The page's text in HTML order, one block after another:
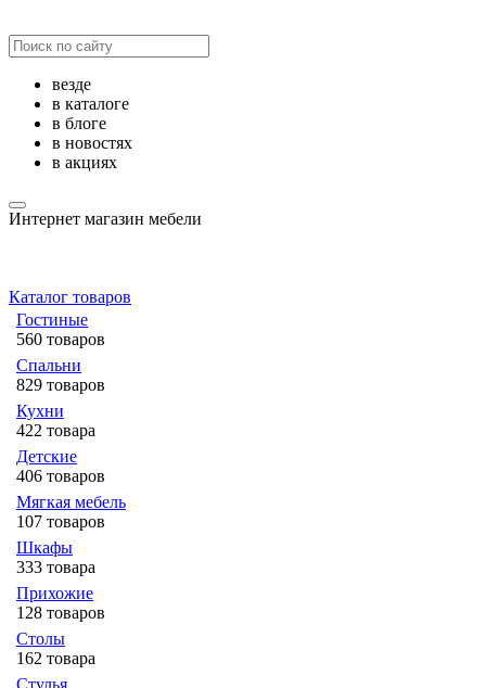
везде
в каталоге
в блоге
в новостях
в акциях
Интернет магазин мебели
Каталог товаров
Гостиные
560 товаров
Спальни
829 товаров
Кухни
422 товара
Детские
406 товаров
Мягкая мебель
107 товаров
Шкафы
333 товара
Прихожие
128 товаров
Столы
162 товара
Стулья